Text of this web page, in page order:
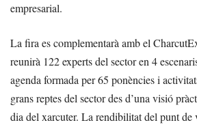
empresarial.
La fira es complementarà amb el
reunirà 122 experts del sector en 4
agenda formada per 65 ponències i
grans reptes del sector des d’una visió
dia del xarcuter. La rendibilitat del punt de